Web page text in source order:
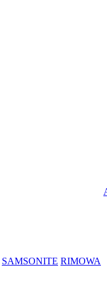
SAMSONITE RIMOWA